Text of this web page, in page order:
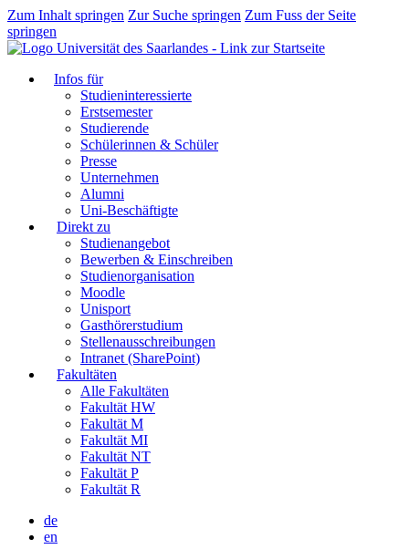
Zum Inhalt springen Zur Suche springen Zum Fuss der Seite
springen
Infos für
Studieninteressierte
Erstsemester
Studierende
Schülerinnen & Schüler
Presse
Unternehmen
Alumni
Uni-Beschäftigte
Direkt zu
Studienangebot
Bewerben & Einschreiben
Studienorganisation
Moodle
Unisport
Gasthörerstudium
Stellenausschreibungen
Intranet (SharePoint)
Fakultäten
Alle Fakultäten
Fakultät HW
Fakultät M
Fakultät MI
Fakultät NT
Fakultät P
Fakultät R
de
en